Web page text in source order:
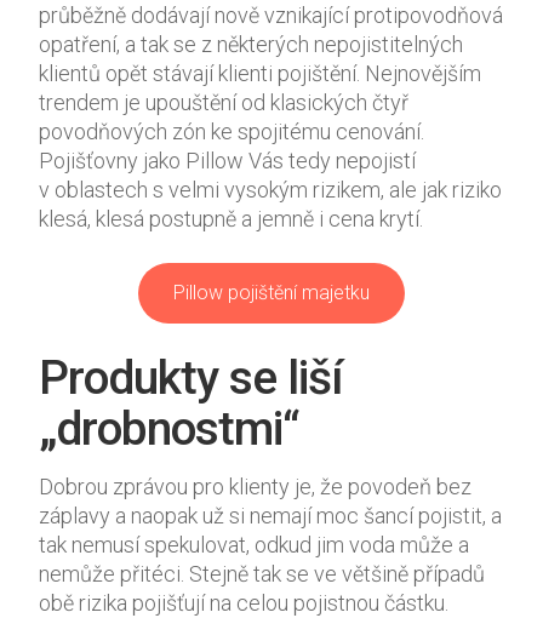
průběžně dodávají nově vznikající protipovodňová
opatření, a tak se z některých nepojistitelných
klientů opět stávají klienti pojištění. Nejnovějším
trendem je upouštění od klasických čtyř
povodňových zón ke spojitému cenování.
Pojišťovny jako Pillow Vás tedy nepojistí
v oblastech s velmi vysokým rizikem, ale jak riziko
klesá, klesá postupně a jemně i cena krytí.
Pillow pojištění majetku
Produkty se liší
„drobnostmi“
Dobrou zprávou pro klienty je, že povodeň bez
záplavy a naopak už si nemají moc šancí pojistit, a
tak nemusí spekulovat, odkud jim voda může a
nemůže přitéci. Stejně tak se ve většině případů
obě rizika pojišťují na celou pojistnou částku.